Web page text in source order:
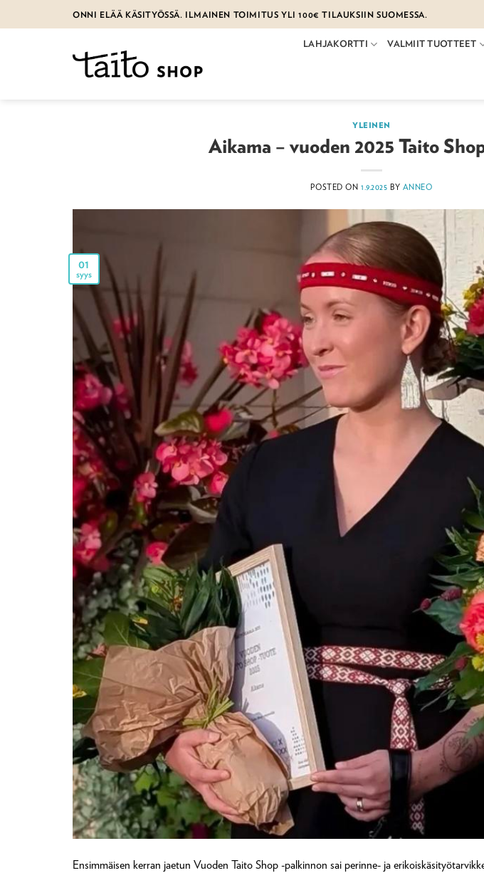
to
ONNI ELÄÄ KÄSITYÖSSÄ. ILMAINEN TOIMITUS YLI 100€ TILAUKSIIN SUOMESSA.
LAHJAKORTTI VALMIIT TUOTTEET
YLEINEN
Aikama – vuoden 2025 Taito
POSTED ON1.9.2025 BY ANNEO
01
syys
Ensimmäisen kerran jaetun Vuoden Taito Shop -palkinnon sai perinne- ja